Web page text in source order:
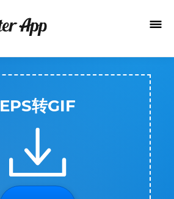
EPS转GIF